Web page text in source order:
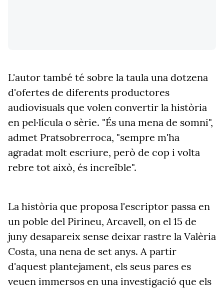
L'autor també té sobre la taula una dotzena
d'ofertes de diferents productores
audiovisuals que volen convertir la història
en pel·lícula o sèrie. "És una mena de somni",
admet Pratsobrerroca, "sempre m'ha
agradat molt escriure, però de cop i volta
rebre tot això, és increïble".
La història que proposa l'escriptor passa en
un poble del Pirineu, Arcavell, on el 15 de
juny desapareix sense deixar rastre la Valèria
Costa, una nena de set anys. A partir
d'aquest plantejament, els seus pares es
veuen immersos en una investigació que els